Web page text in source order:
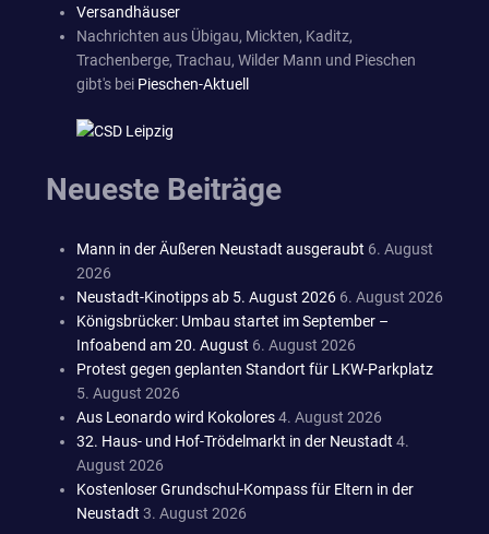
Versandhäuser
Nachrichten aus Übigau, Mickten, Kaditz,
Trachenberge, Trachau, Wilder Mann und Pieschen
gibt's bei Pieschen-Aktuell
Neueste Beiträge
Mann in der Äußeren Neustadt ausgeraubt 6. August
2026
Neustadt-Kinotipps ab 5. August 2026 6. August 2026
Königsbrücker: Umbau startet im September –
Infoabend am 20. August 6. August 2026
Protest gegen geplanten Standort für LKW-Parkplatz
5. August 2026
Aus Leonardo wird Kokolores4. August 2026
32. Haus- und Hof-Trödelmarkt in der Neustadt 4.
August 2026
Kostenloser Grundschul-Kompass für Eltern in der
Neustadt 3. August 2026